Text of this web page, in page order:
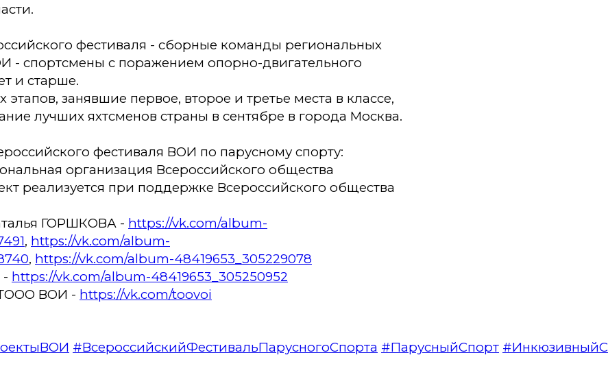
фестиваля - сборные команды региональных
- спортсмены с поражением опорно-двигательного
и старше.
этапов, занявшие первое, второе и третье места в классе,
лучших яхтсменов страны в сентябре в города Москва.
фестиваля ВОИ по парусному спорту:
организация Всероссийского общества
реализуется при поддержке Всероссийского общества
ГОРШКОВА - https://vk.com/album-
, https://vk.com/album-
, https://vk.com/album-48419653_305229078
https://vk.com/album-48419653_305250952
ВОИ - https://vk.com/toovoi
#ВсероссийскийФестивальПарусногоСпорта #ПарусныйСпорт